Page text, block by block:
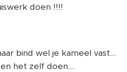
doen !!!!
bind wel je kameel vast...
het zelf doen...